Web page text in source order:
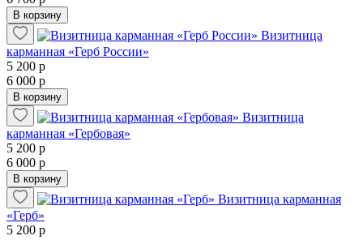
В корзину
Визитница
карманная «Герб России»
5 200 р
6 000 р
В корзину
Визитница
карманная «Гербовая»
5 200 р
6 000 р
В корзину
Визитница карманная
«Герб»
5 200 р